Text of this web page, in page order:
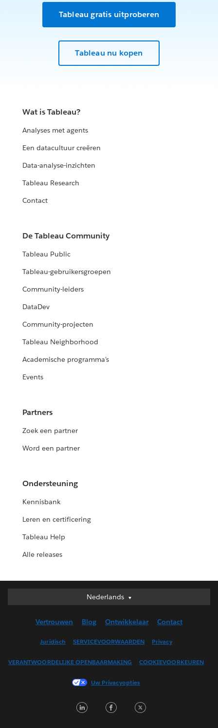
Tableau gratis uitproberen
Tableau nu kopen
Wat is Tableau?
Analyses met agents
Een datacultuur creëren
Data-analyse-inzichten
Tableau Research
Contact
De Tableau Community
Tableau Public
Tableau-gebruikersgroepen
Community-leiders
DataDev
Community-projecten
Tableau Neighborhood
Academische programma's
Events
Partners
Zoek een partner
Word een partner
Ondersteuning
Kennisbank
Leren en certificering
Tableau Help
Alle releases
Nederlands
Nederlands
English (UK)
Français (Canada)
Français (France)
日本語
Vertrouwen Blog Ontwikkelaar Contact
Juridisch SERVICEVOORWAARDEN Privacy
VERANTWOORDELIJKE OPENBAARMAKING COOKIEVOORKEUREN
Uw Privacyopties
LinkedInFacebook